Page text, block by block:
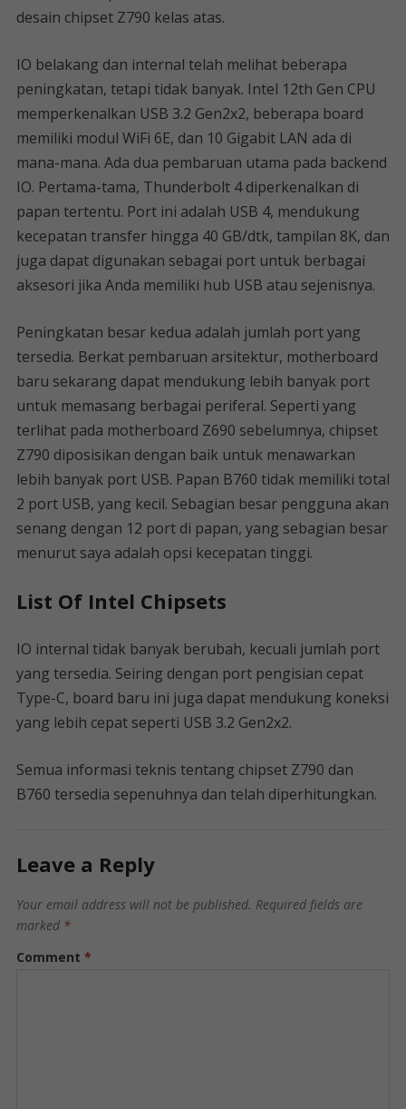
desain chipset Z790 kelas atas.
IO belakang dan internal telah melihat beberapa
peningkatan, tetapi tidak banyak. Intel 12th Gen CPU
memperkenalkan USB 3.2 Gen2x2, beberapa board
memiliki modul WiFi 6E, dan 10 Gigabit LAN ada di
mana-mana. Ada dua pembaruan utama pada backend
IO. Pertama-tama, Thunderbolt 4 diperkenalkan di
papan tertentu. Port ini adalah USB 4, mendukung
kecepatan transfer hingga 40 GB/dtk, tampilan 8K, dan
juga dapat digunakan sebagai port untuk berbagai
aksesori jika Anda memiliki hub USB atau sejenisnya.
Peningkatan besar kedua adalah jumlah port yang
tersedia. Berkat pembaruan arsitektur, motherboard
baru sekarang dapat mendukung lebih banyak port
untuk memasang berbagai periferal. Seperti yang
terlihat pada motherboard Z690 sebelumnya, chipset
Z790 diposisikan dengan baik untuk menawarkan
lebih banyak port USB. Papan B760 tidak memiliki total
2 port USB, yang kecil. Sebagian besar pengguna akan
senang dengan 12 port di papan, yang sebagian besar
menurut saya adalah opsi kecepatan tinggi.
List Of Intel Chipsets
IO internal tidak banyak berubah, kecuali jumlah port
yang tersedia. Seiring dengan port pengisian cepat
Type-C, board baru ini juga dapat mendukung koneksi
yang lebih cepat seperti USB 3.2 Gen2x2.
Semua informasi teknis tentang chipset Z790 dan
B760 tersedia sepenuhnya dan telah diperhitungkan.
Leave a Reply
Your email address will not be published. Required fields are
marked *
Comment *